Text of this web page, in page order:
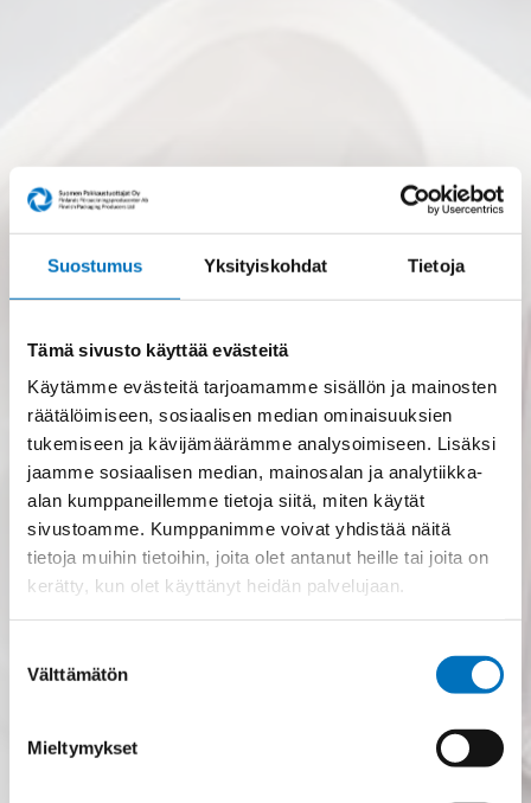
Suostumus Yksityiskohdat Tietoja
Tämä sivusto käyttää evästeitä
Käytämme evästeitä tarjoamamme sisällön ja mainosten
räätälöimiseen, sosiaalisen median ominaisuuksien
tukemiseen ja kävijämäärämme analysoimiseen. Lisäksi
jaamme sosiaalisen median, mainosalan ja analytiikka-
alan kumppaneillemme tietoja siitä, miten käytät
sivustoamme. Kumppanimme voivat yhdistää näitä
tietoja muihin tietoihin, joita olet antanut heille tai joita on
kerätty, kun olet käyttänyt heidän palvelujaan.
valinta
Välttämätön
Mieltymykset